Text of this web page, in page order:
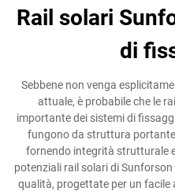
Rail solari
di
Sebbene non venga
attuale, è probabile che le
importante dei sistemi di
fungono da struttura
fornendo integrità strutturale
potenziali rail solari di
qualità, progettate per un